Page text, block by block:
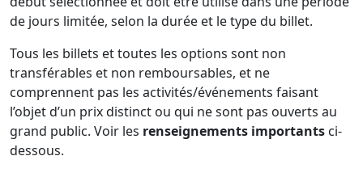
de jours limitée, selon la durée et le type du billet.
Tous les billets et toutes les options sont non
transférables et non remboursables, et ne
comprennent pas les activités/événements faisant
l’objet d’un prix distinct ou qui ne sont pas ouverts au
grand public. Voir les renseignements importants ci-
dessous.